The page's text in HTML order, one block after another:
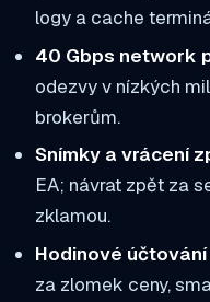
logy a cache
40 Gbps network
odezvy v nízkých
brokerům.
Snímky a vrácení
EA; návrat zpět za
zklamou.
Hodinové účtování
za zlomek ceny,